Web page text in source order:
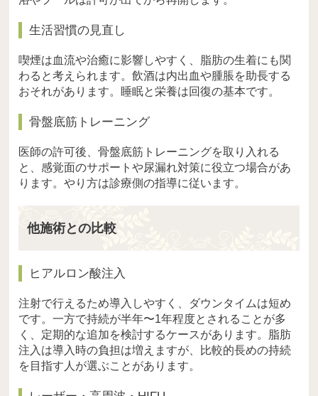
生活習慣の見直し
喫煙は血流や治癒に影響しやすく、脂肪の生着にも関
わると考えられます。飲酒は内出血や腫脹を助長する
おそれがあります。睡眠と栄養は回復の基本です。
骨盤底筋トレーニング
医師の許可後、骨盤底筋トレーニングを取り入れる
と、感覚面のサポートや尿漏れ対策に役立つ場合があ
ります。やり方は診療側の指導に従います。
他施術との比較
ヒアルロン酸注入
注射で行えるため導入しやすく、ダウンタイムは短め
です。一方で持続が半年〜1年程度とされることが多
く、定期的な追加を検討するケースがあります。脂肪
注入は導入時の負担は増えますが、比較的長めの持続
を目指す人が選ぶことがあります。